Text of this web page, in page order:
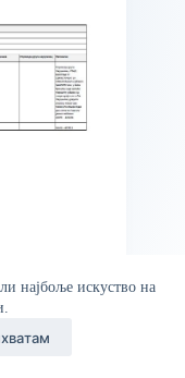
најбоље искуство на
| Веб